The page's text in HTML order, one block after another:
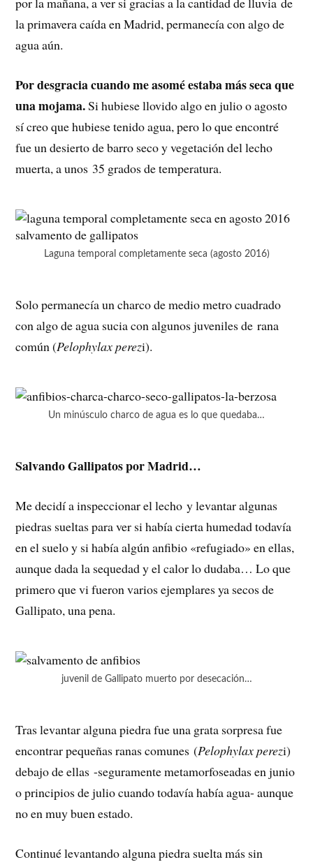
la primavera caída en Madrid, permanecía con algo de
agua aún.
Por desgracia cuando me asomé estaba más seca que
una mojama.Si hubiese llovido algo en julio o agosto
sí creo que hubiese tenido agua, pero lo que encontré
fue un desierto de barro seco y vegetación del lecho
muerta, a unos 35 grados de temperatura.
Laguna temporal completamente seca (agosto 2016)
Solo permanecía un charco de medio metro cuadrado
con algo de agua sucia con algunos juveniles de rana
común (Pelophylax perezi).
Un minúsculo charco de agua es lo que quedaba…
Salvando Gallipatos por Madrid…
Me decidí a inspeccionar el lecho y levantar algunas
piedras sueltas para ver si había cierta humedad todavía
en el suelo y si había algún anfibio «refugiado» en ellas,
aunque dada la sequedad y el calor lo dudaba… Lo que
primero que vi fueron varios ejemplares ya secos de
Gallipato, una pena.
juvenil de Gallipato muerto por desecación…
Tras levantar alguna piedra fue una grata sorpresa fue
encontrar pequeñas ranas comunes (Pelophylax perezi)
debajo de ellas -seguramente metamorfoseadas en junio
o principios de julio cuando todavía había agua- aunque
no en muy buen estado.
Continué levantando alguna piedra suelta más sin